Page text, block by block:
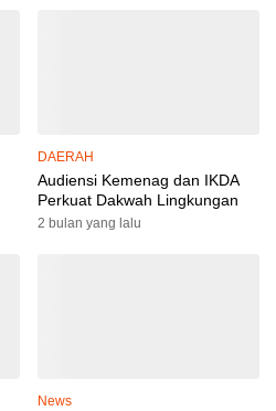
DAERAH
Audiensi Kemenag dan IKDA
Perkuat Dakwah Lingkungan
2 bulan yang lalu
News